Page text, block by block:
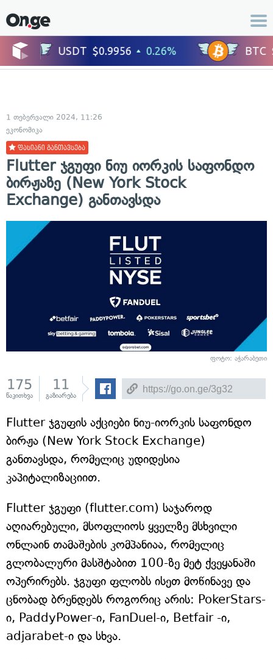
1 თებერვალი 2024, 11:26
ეკონომიკა
ფასიანი განთავსება
Flutter ჯგუფი ნიუ იორკის საფონდო
ბირჟაზე (New York Stock
Exchange) განთავსდა
ფოტო: აჭარაბეთი
175
წაკითხვა
11
გაზიარება
Flutter ჯგუფის აქციები ნიუ-იორკის საფონდო
ბირჟა (New York Stock Exchange)
განთავსდა, რომელიც უდიდესია
კაპიტალიზაციით.
Flutter ჯგუფი (flutter.com) საჯაროდ
აღიარებული, მსოფლიოს ყველზე მსხვილი
ონლაინ თამაშების კომპანიაა, რომელიც
გლობალური მასშტაბით 100-ზე მეტ ქვეყანაში
ოპერირებს. ჯგუფი ფლობს ისეთ მოწინავე და
ცნობად ბრენდებს როგორიც არის: PokerStars-
ი, PaddyPower-ი, FanDuel-ი, Betfair -ი,
adjarabet-ი და სხვა.